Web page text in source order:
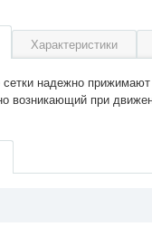
Характеристики
надежно прижимают
возникающий при